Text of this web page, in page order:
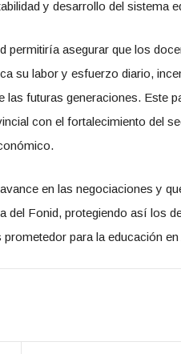
y desarrollo del sistema
permitiría asegurar que los
su labor y esfuerzo diario,
futuras generaciones. Este
con el fortalecimiento del
en las negociaciones y
del Fonid, protegiendo así los
para la educación en